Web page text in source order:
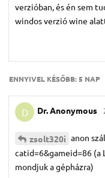
verzióban, és én sem
windos verzió wine
ENNYIVEL KÉSŐBB:5 NAP
D Dr.​ Anonymous
zsolt320i anon
catid=6&gameid=86 (a
mondjuk a gépházra)